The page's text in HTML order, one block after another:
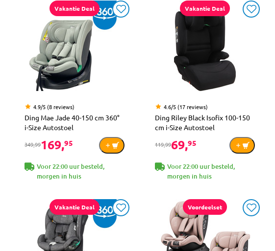
Vakantie Deal
4.9/5 (8 reviews)
Ding Mae Jade 40-150 cm 360°
i-Size Autostoel
349,99169,95
Voor 22:00 uur besteld,
morgen in huis
Vakantie Deal
4.6/5 (17 reviews)
Ding Riley Black Isofix 100-150
cm i-Size Autostoel
119,9969,95
Voor 22:00 uur besteld,
morgen in huis
Vakantie Deal Voordeelset